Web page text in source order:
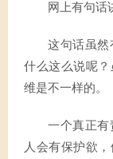
网上有句话
这句话虽然
什么这么说呢
维是不一样的。
一个真正有
人会有保护欲